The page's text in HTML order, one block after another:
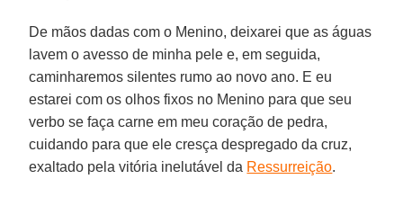
De mãos dadas com o Menino, deixarei que as águas
lavem o avesso de minha pele e, em seguida,
caminharemos silentes rumo ao novo ano. E eu
estarei com os olhos fixos no Menino para que seu
verbo se faça carne em meu coração de pedra,
cuidando para que ele cresça despregado da cruz,
exaltado pela vitória inelutável da Ressurreição.